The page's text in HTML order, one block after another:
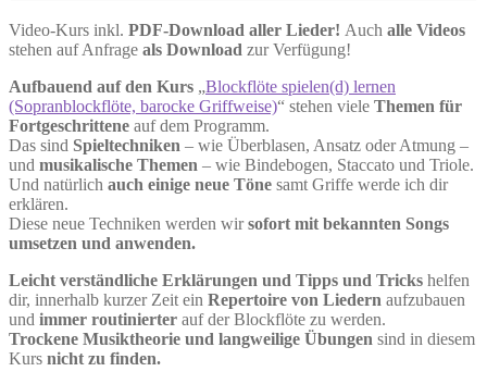
Video-Kurs inkl. PDF-Download aller Lieder! Auch alle Videos
stehen auf Anfrage als Download zur Verfügung!
Aufbauend auf den Kurs „Blockflöte spielen(d) lernen
(Sopranblockflöte, barocke Griffweise)“ stehen viele Themen für
Fortgeschrittene auf dem Programm.
Das sind Spieltechniken – wie Überblasen, Ansatz oder Atmung –
und musikalische Themen – wie Bindebogen, Staccato und Triole.
Und natürlich auch einige neue Töne samt Griffe werde ich dir
erklären.
Diese neue Techniken werden wirsofort mit bekannten Songs
umsetzen und anwenden.
Leicht verständliche Erklärungen und Tipps und Tricks helfen
dir, innerhalb kurzer Zeit ein Repertoire von Liedern aufzubauen
und immer routinierter auf der Blockflöte zu werden.
Trockene Musiktheorie und langweilige Übungen sind in diesem
Kurs nicht zu finden.